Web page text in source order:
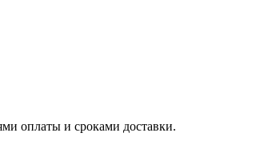
оплаты и сроками доставки.